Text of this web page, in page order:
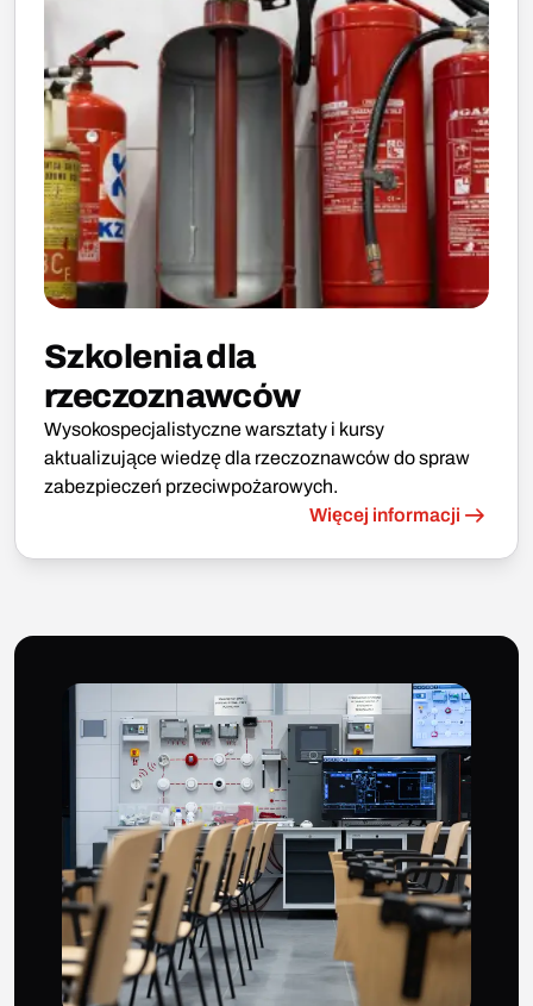
Szkolenia dla
rzeczoznawców
Wysokospecjalistyczne warsztaty i kursy
aktualizujące wiedzę dla rzeczoznawców do spraw
zabezpieczeń przeciwpożarowych.
Więcej informacji